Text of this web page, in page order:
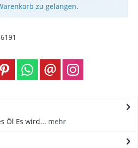
zu gelangen.
Öl Es wird... mehr